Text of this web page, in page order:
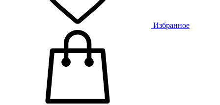
Избранное